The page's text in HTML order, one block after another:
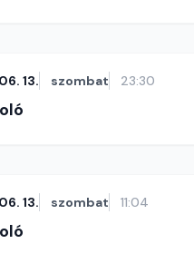
13. szombat 23:30
13. szombat 11:04